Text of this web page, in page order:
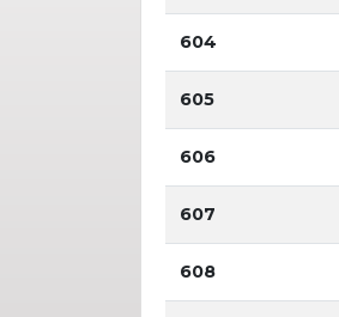
604
605
606
607
608